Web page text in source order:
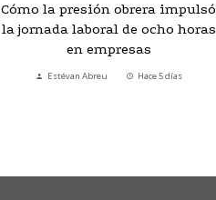
Cómo la presión obrera impulsó
la jornada laboral de ocho horas
en empresas
Estévan Abreu Hace 5 días